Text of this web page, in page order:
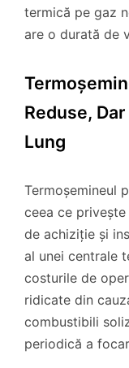
termică pe gaz
are o durată de
Reduse,
Lung
Termoșemineul
ceea ce
de achiziție și
al unei centrale
costurile de
ridicate din
combustibili
periodică a